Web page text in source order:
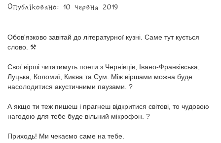
Опубліковано: 10 червня 2019
Обов'язково завітай до літературної кузні. Саме тут кується
слово. ⚒️
Свої вірші читатимуть поети з Чернівців, Івано-Франківська,
Луцька, Коломиї, Києва та Сум. Між віршами можна буде
насолодитися акустичними паузами. ?
А якщо ти теж пишеш і прагнеш відкритися світові, то чудовою
нагодою для тебе буде вільний мікрофон. ?️
Приходь! Ми чекаємо саме на тебе.